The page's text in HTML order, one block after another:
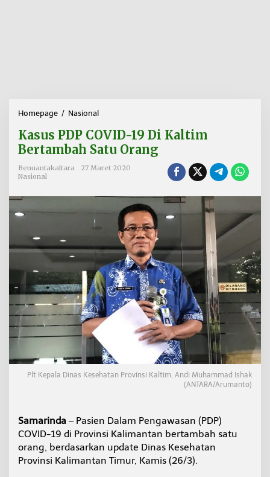
Homepage / Nasional
s
u
s
P
C
O
-
1
9
D
i
K
a
t
m
B
a
b
a
h
Kasus PDP COVID-19 Di Kaltim
Bertambah Satu Orang
Benuantakaltara
27 Maret 2020
Nasional
Plt Kepala Dinas Kesehatan Provinsi Kaltim, Andi Muhammad Ishak
(ANTARA/Arumanto)
Samarinda – Pasien Dalam Pengawasan (PDP)
COVID-19 di Provinsi Kalimantan bertambah satu
orang, berdasarkan update Dinas Kesehatan
Provinsi Kalimantan Timur, Kamis (26/3).